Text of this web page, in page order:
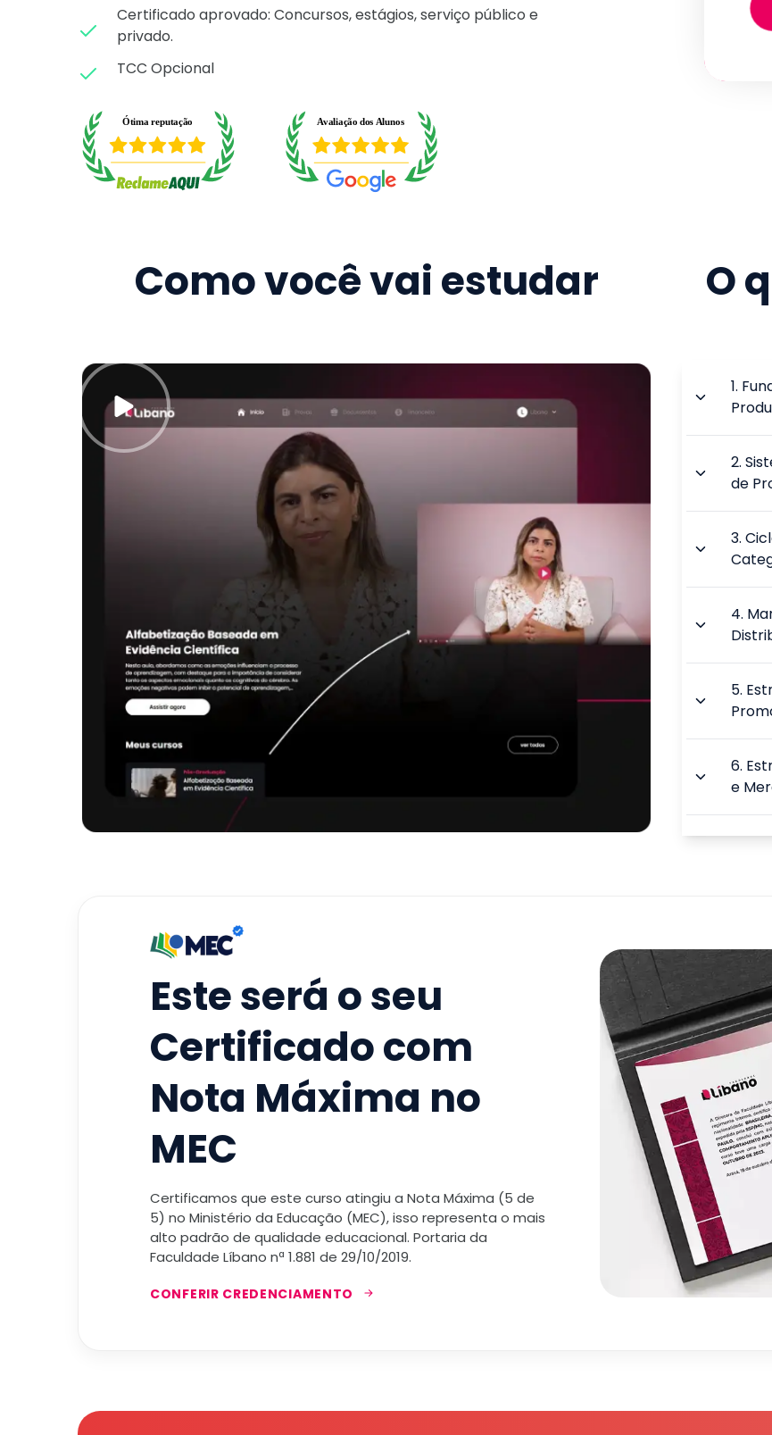
Certificado aprovado: Concursos, estágios, serviço público e
privado.
TCC Opcional
Como você vai estudar O
1.
2.
de
3.
4.
5.
6.
e
7.
9.
TOTAL:
Este será o seu
Certificado com
Nota Máxima no
MEC
Certificamos que este curso atingiu a Nota Máxima (5 de
5) no Ministério da Educação (MEC), isso representa o mais
alto padrão de qualidade educacional. Portaria da
Faculdade Líbano nª 1.881 de 29/10/2019.
CONFERIR CREDENCIAMENTO